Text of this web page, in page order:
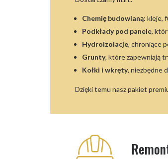
Chemię budowlaną: kleje,
Podkłady pod panele,
Hydroizolacje, chroniące
Grunty, które zapewniają
Kołki i wkręty, niezbędne
Dzięki temu nasz pakiet